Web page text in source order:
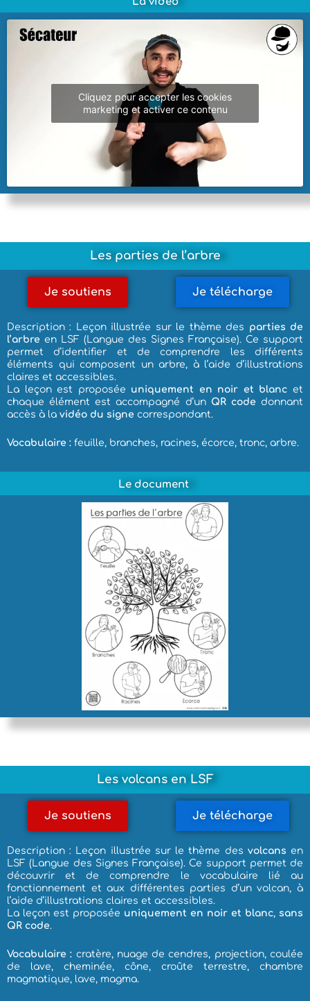
Cliquez pour accepter les cookies
marketing et activer ce contenu
Les parties de l’arbre
Je soutiens Je télécharge
Description : Leçon illustrée sur le thème des parties de
l’arbre en LSF (Langue des Signes Française). Ce support
permet d’identifier et de comprendre les différents
éléments qui composent un arbre, à l’aide d’illustrations
claires et accessibles.
La leçon est proposée uniquement en noir et blanc et
chaque élément est accompagné d’un QR code donnant
accès à la vidéo du signe correspondant.
Vocabulaire : feuille, branches, racines, écorce, tronc, arbre.
Le document
Les volcans en LSF
Je soutiens Je télécharge
Description : Leçon illustrée sur le thème des volcans en
LSF (Langue des Signes Française). Ce support permet de
découvrir et de comprendre le vocabulaire lié au
fonctionnement et aux différentes parties d’un volcan, à
l’aide d’illustrations claires et accessibles.
La leçon est proposée uniquement en noir et blanc, sans
QR code.
Vocabulaire : cratère, nuage de cendres, projection, coulée
de lave, cheminée, cône, croûte terrestre, chambre
magmatique, lave, magma.